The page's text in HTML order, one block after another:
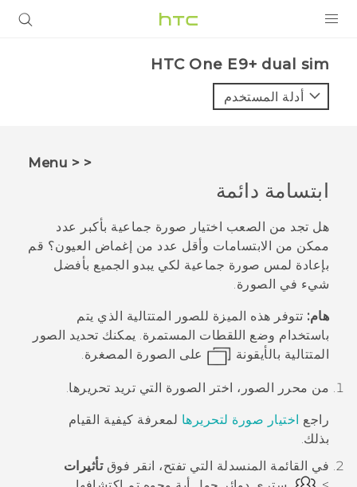
VIVE
VIVERSE
البرامج + التطبيقات
الدعم
أجهزة HTC والملحقات
HTC One E9+ dual sim‎
أدلة المستخدم
< < Menu
ابتسامة دائمة
هل تجد من الصعب اختيار صورة جماعية بأكبر عدد
ممكن من الابتسامات وأقل عدد من إغماض العيون؟ قم
بإعادة لمس صورة جماعية لكي يبدو الجميع بأفضل
شيء في الصورة.
هام: تتوفر هذه الميزة للصور المتتالية الذي يتم
باستخدام وضع اللقطات المستمرة. يمكنك تحديد الصور
المتتالية بالأيقونة
على الصورة المصغرة.
من محرر الصور ، اختر الصورة التي تريد تحريرها.
راجع اختيار صورة لتحريرها لمعرفة كيفية القيام
بذلك.
في القائمة المنسدلة التي تفتح، انقر فوقتأثيرات